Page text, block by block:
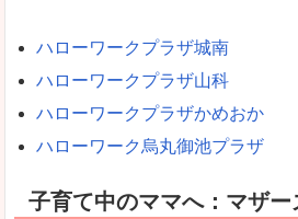
ハローワークプラザ城南
ハローワークプラザ山科
ハローワークプラザかめおか
ハローワーク烏丸御池プラザ
子育て中のママへ：マザー